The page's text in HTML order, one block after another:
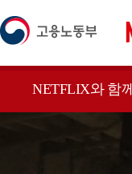
NETFLIX와 함